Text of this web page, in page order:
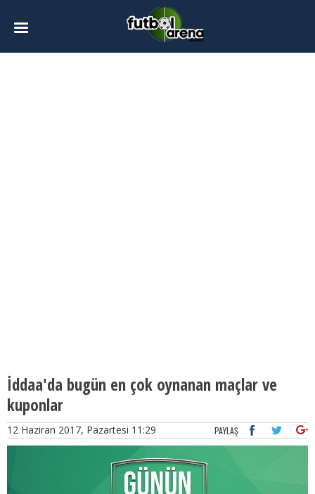
İddaa'da bugün en çok oynanan maçlar ve
kuponlar
12 Haziran 2017, Pazartesi 11:29 PAYLAŞ